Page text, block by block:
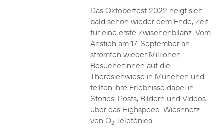
Das Oktoberfest 2022 neigt sich
bald schon wieder dem Ende, Zeit
für eine erste Zwischenbilanz. Vom
Anstich am 17. September an
strömten wieder Millionen
Besucher:innen auf die
Theresienwiese in München und
teilten ihre Erlebnisse dabei in
Stories, Posts, Bildern und Videos
über das Highspeed-Wiesnnetz
von O2Telefónica.